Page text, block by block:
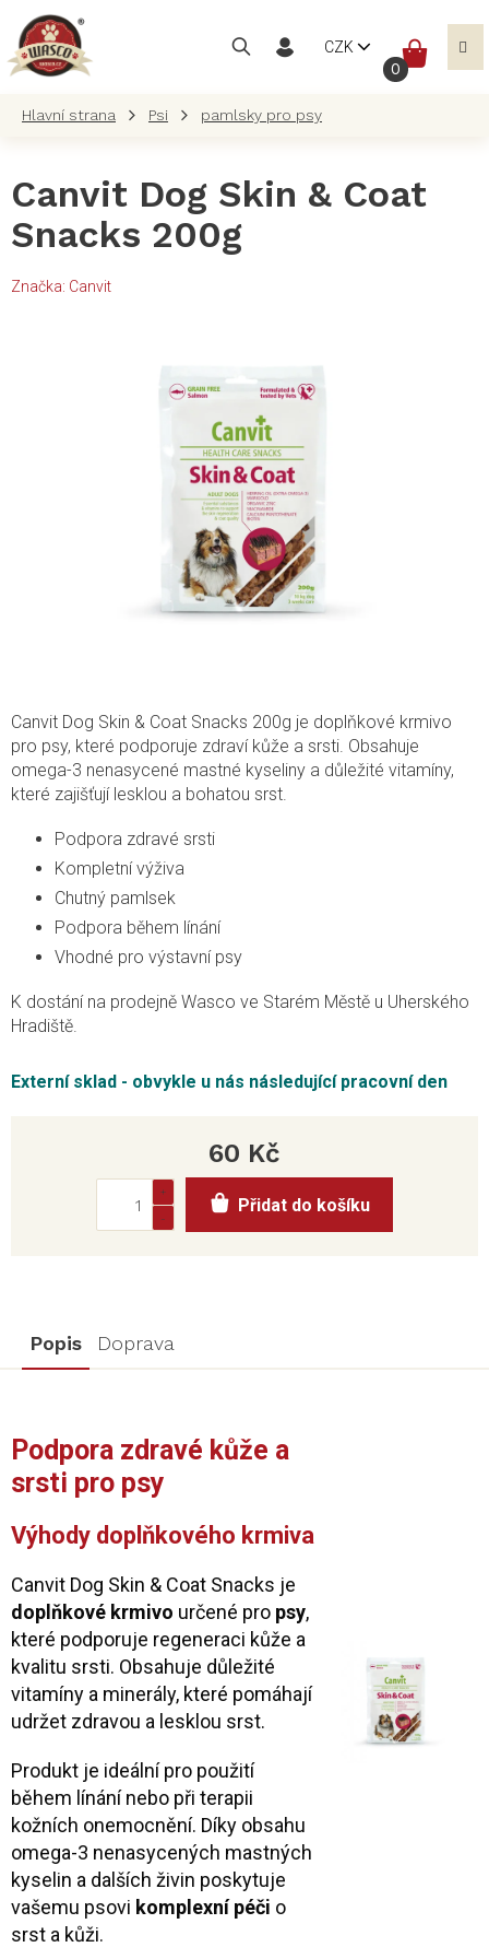
obsah
CZK
Psi pamlsky pro psy
Canvit Dog Skin & Coat
Snacks 200g
Značka: Canvit
Externí sklad - obvykle u nás následující pracovní den
Canvit Dog Skin & Coat Snacks 200g je doplňkové krmivo
pro psy, které podporuje zdraví kůže a srsti. Obsahuje
omega-3 nenasycené mastné kyseliny a důležité vitamíny,
které zajišťují lesklou a bohatou srst.
Podpora zdravé srsti
Kompletní výživa
Chutný pamlsek
Podpora během línání
Vhodné pro výstavní psy
K dostání na prodejně Wasco ve Starém Městě u Uherského
Hradiště.
60 Kč
cena:
Přidat do košíku
Popis Doprava
Podpora zdravé kůže a
srsti pro psy
Výhody doplňkového krmiva
Canvit Dog Skin & Coat Snacks je
doplňkové krmivo určené pro psy,
které podporuje regeneraci kůže a
kvalitu srsti. Obsahuje důležité
vitamíny a minerály, které pomáhají
udržet zdravou a lesklou srst.
Produkt je ideální pro použití
během línání nebo při terapii
kožních onemocnění. Díky obsahu
omega-3 nenasycených mastných
kyselin a dalších živin poskytuje
vašemu psovi komplexní péči o
srst a kůži.